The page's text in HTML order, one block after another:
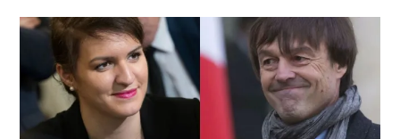
HISTOIRE
CULTURE
SPORT